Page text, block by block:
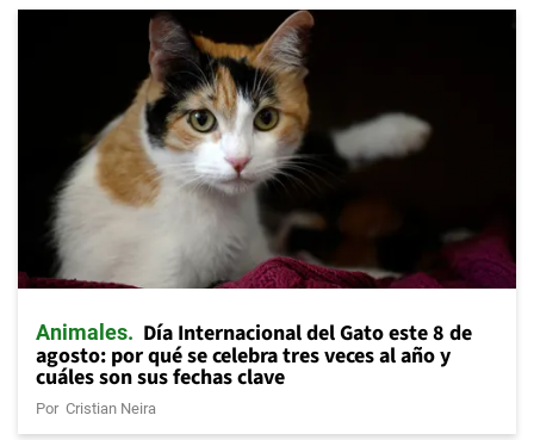
Animales Día Internacional del Gato este 8 de
agosto: por qué se celebra tres veces al año y
cuáles son sus fechas clave
Por Cristian Neira